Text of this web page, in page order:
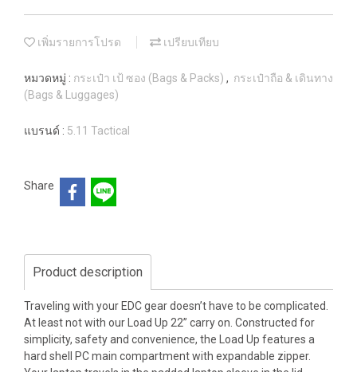
เพิ่มรายการโปรด เปรียบเทียบ
หมวดหมู่ : กระเป๋า เป้ ซอง (Bags & Packs) , กระเป๋าถือ & เดินทาง
(Bags & Luggages)
แบรนด์ : 5.11 Tactical
Share
Product description
Traveling with your EDC gear doesn’t have to be complicated.
At least not with our Load Up 22” carry on. Constructed for
simplicity, safety and convenience, the Load Up features a
hard shell PC main compartment with expandable zipper.